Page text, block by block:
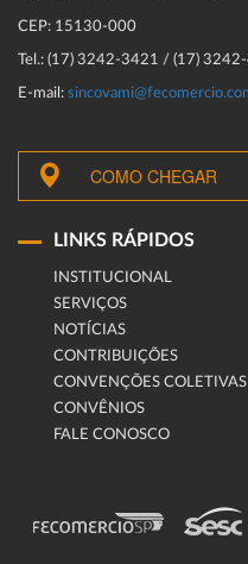
CEP: 15130-000
Tel.: (17) 3242-3421 / (17)
E-mail:
COMO CHEGAR
LINKS RÁPIDOS
INSTITUCIONAL
SERVIÇOS
NOTÍCIAS
CONTRIBUIÇÕES
CONVENÇÕES COLETIVAS
CONVÊNIOS
FALE CONOSCO